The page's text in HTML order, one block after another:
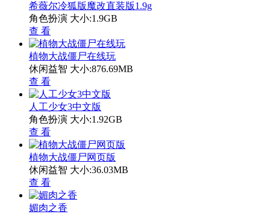
希薇尔冷狐版魔改直装版1.9g
角色扮演 大小:1.9GB
查 看
植物大战僵尸在线玩
休闲益智 大小:876.69MB
查 看
人工少女3中文版
角色扮演 大小:1.92GB
查 看
植物大战僵尸网页版
休闲益智 大小:36.03MB
查 看
媚肉之香